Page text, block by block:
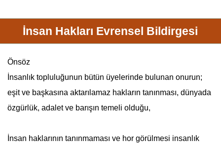
İnsan Hakları Evrensel Bildirgesi
Önsöz
İnsanlık topluluğunun bütün üyelerinde bulunan onurun;
eşit ve başkasına aktarılamaz hakların tanınması, dünyada
özgürlük, adalet ve barışın temeli olduğu,
İnsan haklarının tanınmaması ve hor görülmesi insanlık